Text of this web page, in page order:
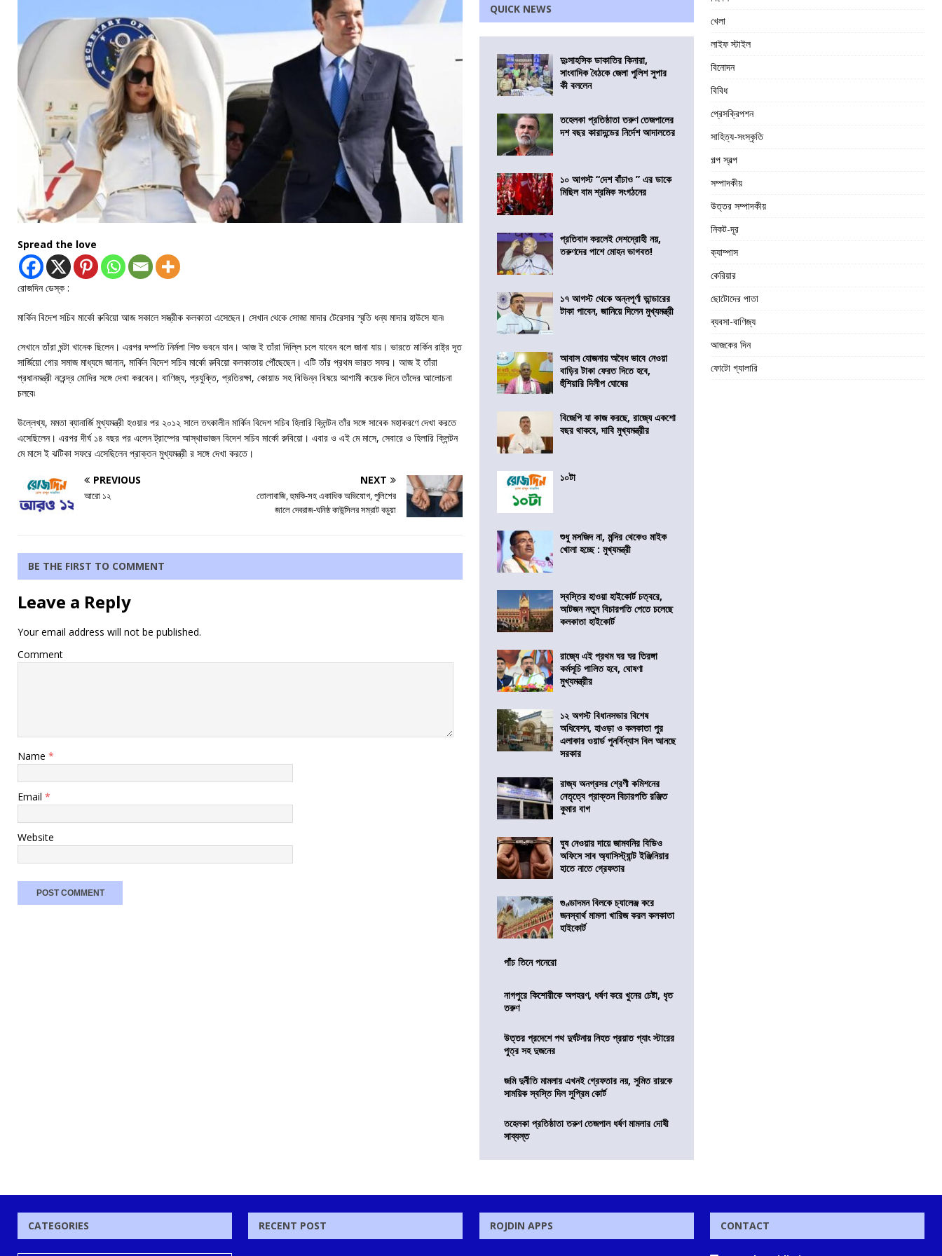
Spread the love
রোজদিন ডেস্ক :
মার্কিন বিদেশ সচিব মার্কো রুবিয়ো আজ সকালে সস্ত্রীক কলকাতা এসেছেন। সেখান থেকে সোজা মাদার টেরেসার স্মৃতি ধন্য মাদার হাউসে যান৷
সেখানে তাঁরা ঘন্টা খানেক ছিলেন। এরপর দম্পতি নির্মলা শিশু ভবনে যান। আজ ই তাঁরা দিল্লি চলে যাবেন বলে জানা যায়। ভারতে মার্কিন রাষ্ট্র দূত
সার্জিয়ো গোর সমাজ মাধ্যমে জানান, মার্কিন বিদেশ সচিব মার্কো রুবিয়ো কলকাতায় পৌঁছেছেন। এটি তাঁর প্রথম ভারত সফর। আজ ই তাঁরা
প্রধানমন্ত্রী নরেন্দ্র মোদির সঙ্গে দেখা করবেন। বাণিজ্য, প্রযুক্তি, প্রতিরক্ষা, কোয়াড সহ বিভিন্ন বিষয়ে আগামী কয়েক দিনে তাঁদের আলোচনা
চলবে৷
উল্লেখ্য, মমতা ব্যানার্জি মুখ্যমন্ত্রী হওয়ার পর ২০১২ সালে তৎকালীন মার্কিন বিদেশ সচিব হিলারি ক্লিন্টন তাঁর সঙ্গে সাবেক মহাকরণে দেখা করতে
এসেছিলেন। এরপর দীর্ঘ ১৪ বছর পর এলেন ট্রাম্পের আস্থাভাজন বিদেশ সচিব মার্কো রুবিয়ো। এবার ও এই মে মাসে, সেবারে ও হিলারি ক্লিন্টন
মে মাসে ই ঝটিকা সফরে এসেছিলেন প্রাক্তন মুখ্যমন্ত্রী র সঙ্গে দেখা করতে।
PREVIOUS
আরো ১২
NEXT
তোলাবাজি, হুমকি-সহ একাধিক অভিযোগ, পুলিশের
জালে দেবরাজ-ঘনিষ্ঠ কাউন্সিলর সম্রাট বড়ুয়া
BE THE FIRST TO COMMENT
Leave a Reply
Your email address will not be published.
Comment
Name *
Email *
Website
QUICK NEWS
দুঃসাহসিক ডাকাতির কিনারা,
সাংবাদিক বৈঠকে জেলা পুলিশ সুপার
কী বললেন
তহেলকা প্রতিষ্ঠাতা তরুণ তেজপালের
দশ বছর কারাদন্ডের নির্দেশ আদালতের
১০ আগস্ট “দেশ বাঁচাও ” এর ডাকে
মিছিল বাম শ্রমিক সংগঠনের
প্রতিবাদ করলেই দেশদ্রোহী নয়,
তরুণদের পাশে মোহন ভাগবত!
১৭ আগস্ট থেকে অন্নপূর্ণা ভান্ডারের
টাকা পাবেন, জানিয়ে দিলেন মুখ্যমন্ত্রী
আবাস যোজনায় অবৈধ ভাবে নেওয়া
বাড়ির টাকা ফেরত দিতে হবে,
হুঁশিয়ারি দিলীপ ঘোষের
বিজেপি যা কাজ করছে, রাজ্যে একশো
বছর থাকবে, দাবি মুখ্যমন্ত্রীর
১০টা
শুধু মসজিদ না, মন্দির থেকেও মাইক
খোলা হচ্ছে : মুখ্যমন্ত্রী
স্বস্তির হাওয়া হাইকোর্ট চত্বরে,
আটজন নতুন বিচারপতি পেতে চলেছে
কলকাতা হাইকোর্ট
রাজ্যে এই প্রথম ঘর ঘর তিরঙ্গা
কর্মসূচি পালিত হবে, ঘোষণা
মুখ্যমন্ত্রীর
১২ অগস্ট বিধানসভার বিশেষ
অধিবেশন, হাওড়া ও কলকাতা পুর
এলাকার ওয়ার্ড পুনর্বিন্যাস বিল আনছে
সরকার
রাজ্য অনগ্রসর শ্রেণী কমিশনের
নেতৃত্বে প্রাক্তন বিচারপতি রঞ্জিত
কুমার বাগ
ঘুষ নেওয়ার দায়ে জামবনির বিডিও
অফিসে সাব অ্যাসিস্ট্যান্ট ইঞ্জিনিয়ার
হাতে নাতে গ্রেফতার
গুণ্ডাদমন বিলকে চ্যালেঞ্জ করে
জনস্বার্থ মামলা খারিজ করল কলকাতা
হাইকোর্ট
পাঁচ তিনে পনেরো
নাগপুরে কিশোরীকে অপহরণ, ধর্ষণ করে খুনের চেষ্টা, ধৃত
তরুণ
উত্তর প্রদেশে পথ দুর্ঘটনায় নিহত প্রয়াত গ্যাং স্টারের
পুত্র সহ দুজনের
জমি দুর্নীতি মামলায় এখনই গ্রেফতার নয়, সুমিত রায়কে
সাময়িক স্বস্তি দিল সুপ্রিম কোর্ট
তহেলকা প্রতিষ্ঠাতা তরুণ তেজপাল ধর্ষণ মামলার দোষী
সাব্যস্ত
খেলা
লাইফ স্টাইল
বিনোদন
বিবিধ
প্রেসক্রিপশন
সাহিত্য-সংস্কৃতি
গল্প স্বল্প
সম্পাদকীয়
উত্তর সম্পাদকীয়
নিকট-দূর
ক্যাম্পাস
কেরিয়ার
ছোটোদের পাতা
ব্যবসা-বাণিজ্য
আজকের দিন
ফোটো গ্যালারি
CATEGORIES RECENT POST ROJDIN APPS CONTACT